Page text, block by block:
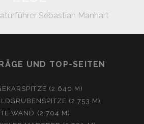
Sebastian Manhart
UND TOP-SEITEN
(2.640 M)
(2.753 M)
WAND (2.704 M)